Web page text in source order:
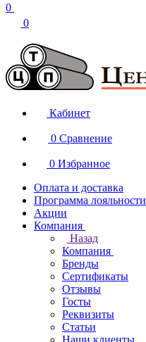
0
0
Кабинет
0 Сравнение
0 Избранное
Оплата и доставка
Программа лояльности
Акции
Компания
Назад
Компания
Бренды
Сертификаты
Отзывы
Госты
Реквизиты
Статьи
Наши клиенты